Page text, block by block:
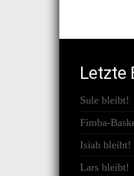
Letzte
Sule bleibt!
Fimba-
Isiah bleibt!
Lars bleibt!